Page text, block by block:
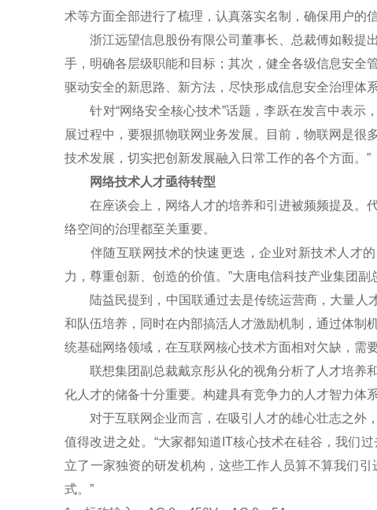
术等方面全部进行了梳理，认真落实名制，确保用户的
浙江远望信息股份有限公司董事长、总裁傅如毅提出
手，明确各层级职能和目标；其次，健全各级信息安全
驱动安全的新思路、新方法，尽快形成信息安全治理体系
针对“网络安全核心技术”话题，李跃在发言中表示
展过程中，要狠抓物联网业务发展。目前，物联网是
技术发展，切实把创新发展融入日常工作的各个方面。”
网络技术人才亟待转型
在座谈会上，网络人才的培养和引进被频频提及。代
络空间的治理都至关重要。
伴随互联网技术的快速更迭，企业对新技术人才的
力，尊重创新、创造的价值。”大唐电信科技产业集团副
陆益民提到，中国联通过去是传统运营商，大量人
和队伍培养，同时在内部搞活人才激励机制，通过体制
统基础网络领域，在互联网核心技术方面相对欠缺，需
联想集团副总裁戴京彤从化的视角分析了人才培养和
化人才的储备十分重要。构建具有竞争力的人才智力体
对于互联网企业而言，在吸引人才的雄心壮志之外
值得改进之处。“大家都知道IT核心技术在硅谷，我们
立了一家独资的研发机构，这些工作人员算不算我们
式。”